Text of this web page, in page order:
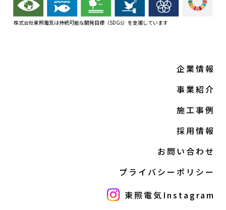
株式会社東照電気は持続可能な開発目標（SDGs） を支援しています
企業情報
事業紹介
施工事例
採用情報
お問い合わせ
プライバシーポリシー
東照電気Instagram